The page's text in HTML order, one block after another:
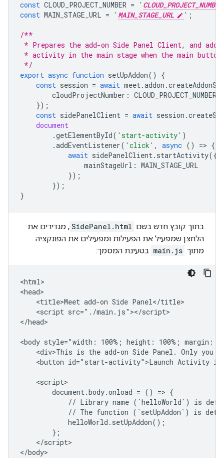
const CLOUD_PROJECT_NUMBER = ' CLOUD_PROJECT_NUMBER
const MAIN_STAGE_URL = ' MAIN_STAGE_URL ' ;
/**
* Prepares the add-on Side Panel Client, and
* activity in the main stage when the main
*/
export async function setUpAddon()
{
const session = await meet.addon .
cloudProjectNumber : CLOUD_PROJECT_NUMBER
});
const sidePanelClient = await session .
document
.getElementById( 'start-activity' )
.addEventListener( 'click' , async () => {
await sidePanelClient. startActivity({
mainStageUrl : MAIN_STAGE_URL
});
});
}
בתוך קובץ חדש בשם SidePanel.html , מגדירים את
הלחצן שמפעיל את הפעילות ומפעילים את הפונקציה
מתוך main.js בטעינת המסמך:
<html>
<head>
    <title>Meet add-on Side Panel</title>
    <script src="./main.js"></script>
</head>
<body style="width: 100%; height: 100%; margin:
<div>This is the add-on Side Panel. Only you
<button id="start-activity">Launch Activity
    <script>
        document.body.onload = () => {
// Library name (`helloWorld`) is
// The function (`setUpAddon`) is
            helloWorld.setUpAddon();
        };
    </script>
</body>